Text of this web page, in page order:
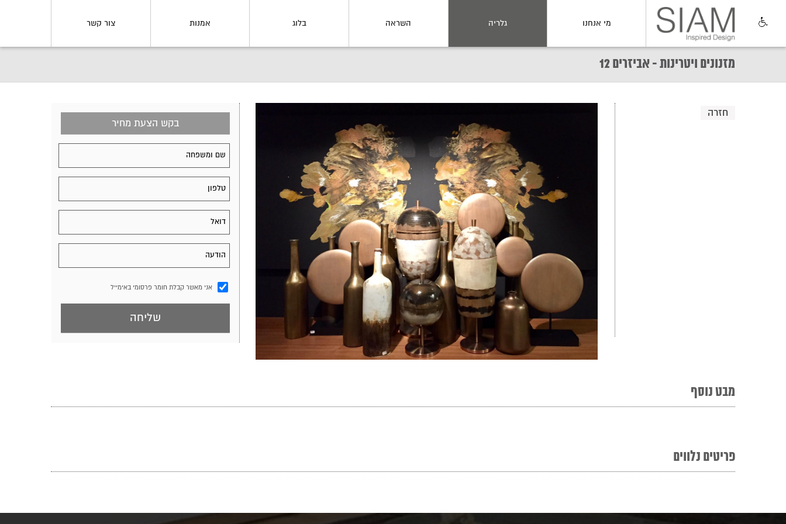
מי אנחנו גלריה השראה בלוג אמנות צור קשר
מזנונים ויטרינות - אביזרים 12
חזרה
בקש הצעת מחיר
אני מאשר קבלת חומר פרסומי באימייל
מבט נוסף
פריטים נלווים